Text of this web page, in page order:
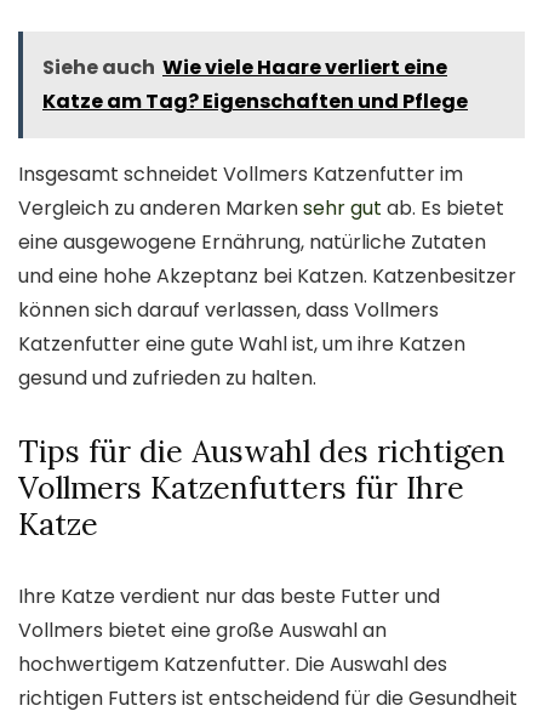
Siehe auch Wie viele Haare verliert eine
Katze am Tag? Eigenschaften und Pflege
Insgesamt schneidet Vollmers Katzenfutter im
Vergleich zu anderen Markensehr gut ab. Es bietet
eine ausgewogene Ernährung, natürliche Zutaten
und eine hohe Akzeptanz bei Katzen. Katzenbesitzer
können sich darauf verlassen, dass Vollmers
Katzenfutter eine gute Wahl ist, um ihre Katzen
gesund und zufrieden zu halten.
Tips für die Auswahl des richtigen
Vollmers Katzenfutters für Ihre
Katze
Ihre Katze verdient nur das beste Futter und
Vollmers bietet eine große Auswahl an
hochwertigem Katzenfutter. Die Auswahl des
richtigen Futters ist entscheidend für die Gesundheit